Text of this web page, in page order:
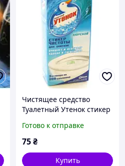
Чистящее средство
Туалетный Утенок стикер
Готово к отправке
75₴
Купить